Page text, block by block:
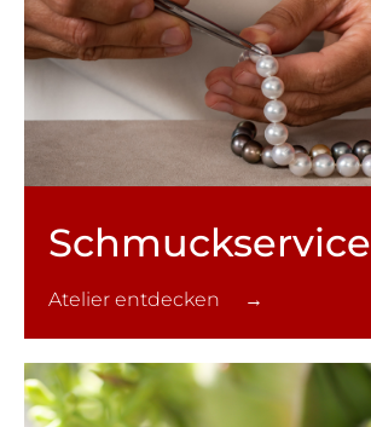
Schmuck­service
Atelier entdecken →